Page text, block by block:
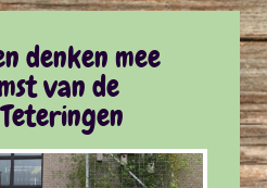
denken mee
van de